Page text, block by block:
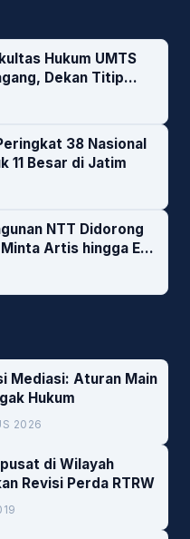
Hukum UMTS
Dekan Titip
38 Nasional
11 Besar di Jatim
NTT Didorong
Minta Artis hingga EO
Mediasi: Aturan Main
Hukum
2026
di Wilayah
Revisi Perda RTRW